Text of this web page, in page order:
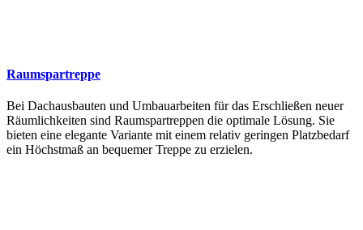
Raumspartreppe
Bei Dachausbauten und Umbauarbeiten für das Erschließen neuer
Räumlichkeiten sind Raumspartreppen die optimale Lösung. Sie
bieten eine elegante Variante mit einem relativ geringen Platzbedarf
ein Höchstmaß an bequemer Treppe zu erzielen.